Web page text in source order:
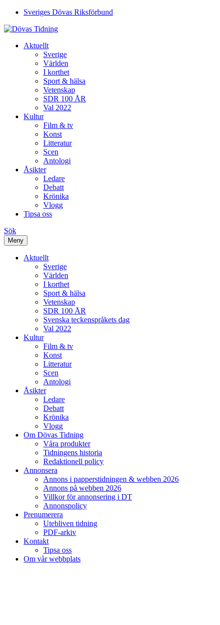
Sveriges Dövas Riksförbund
Aktuellt
Sverige
Världen
I korthet
Sport & hälsa
Vetenskap
SDR 100 ÅR
Val 2022
Kultur
Film & tv
Konst
Litteratur
Scen
Antologi
Åsikter
Ledare
Debatt
Krönika
Vlogg
Tipsa oss
Sök
Meny
Aktuellt
Sverige
Världen
I korthet
Sport & hälsa
Vetenskap
SDR 100 ÅR
Svenska teckenspråkets dag
Val 2022
Kultur
Film & tv
Konst
Litteratur
Scen
Antologi
Åsikter
Ledare
Debatt
Krönika
Vlogg
Om Dövas Tidning
Våra produkter
Tidningens historia
Redaktionell policy
Annonsera
Annons i papperstidningen & webben 2026
Annons på webben 2026
Villkor för annonsering i DT
Annonspolicy
Prenumerera
Utebliven tidning
PDF-arkiv
Kontakt
Tipsa oss
Om vår webbplats